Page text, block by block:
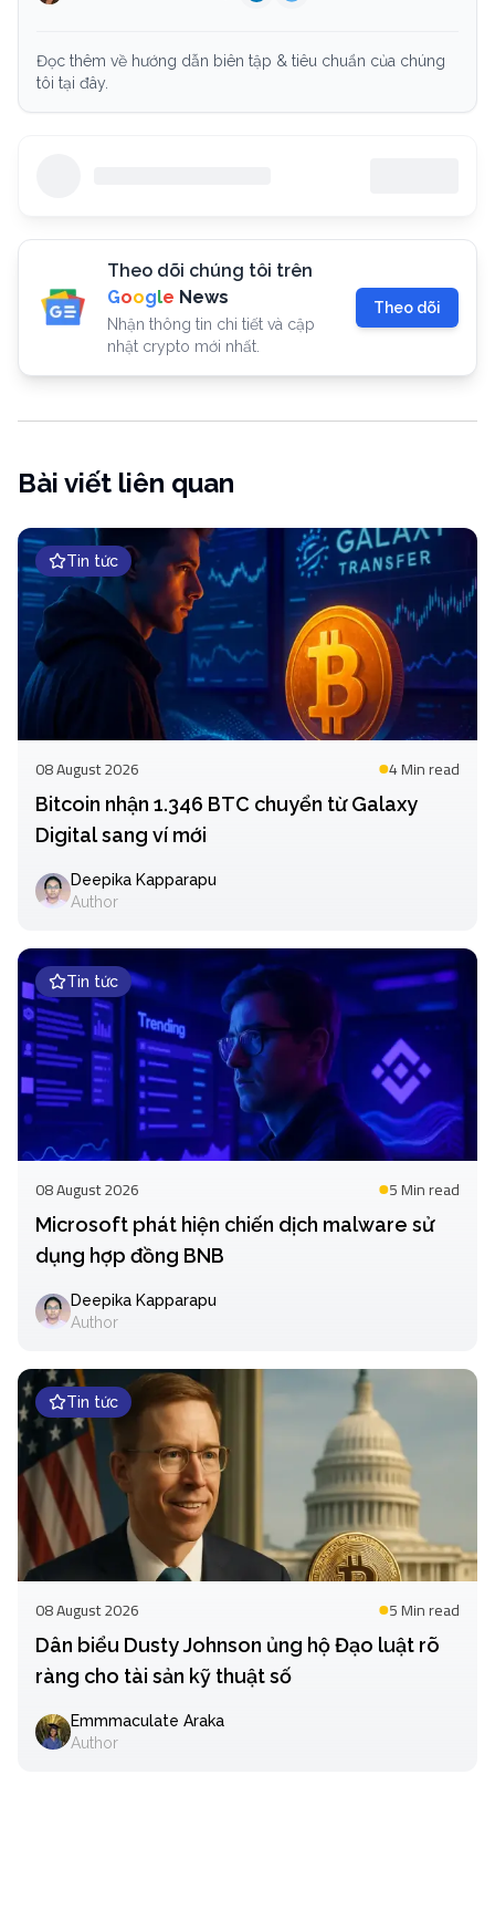
Đọc thêm về hướng dẫn biên tập & tiêu chuẩn của chúng
tôi tại đây.
Theo dõi chúng tôi trên
Google News
Nhận thông tin chi tiết và cập
nhật crypto mới nhất.
Theo dõi
Bài viết liên quan
Tin tức
08 August 2026 4 Minread
Bitcoin nhận 1.346 BTC chuyển từ Galaxy
Digital sang ví mới
Deepika Kapparapu
Author
Tin tức
08 August 2026 5 Minread
Microsoft phát hiện chiến dịch malware sử
dụng hợp đồng BNB
Deepika Kapparapu
Author
Tin tức
08 August 2026 5 Minread
Dân biểu Dusty Johnson ủng hộ Đạo luật rõ
ràng cho tài sản kỹ thuật số
Emmmaculate Araka
Author